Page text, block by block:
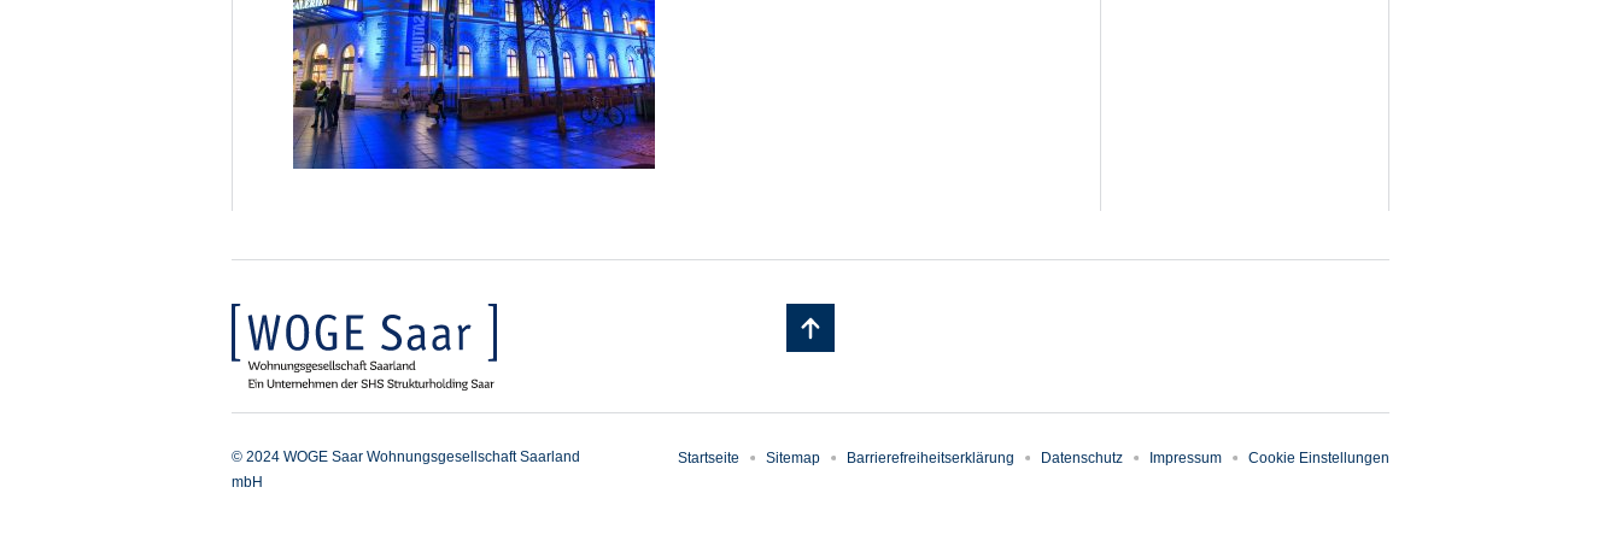
© 2024 WOGE Saar Wohnungsgesellschaft Saarland
mbH
Startseite Sitemap Barrierefreiheitserklärung Datenschutz Impressum Cookie Einstellungen